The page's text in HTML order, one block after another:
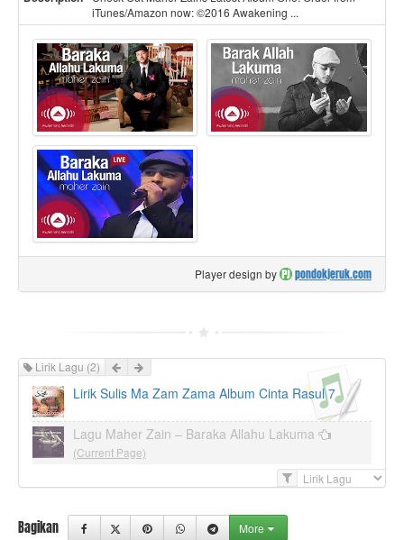
U
R
L
iTunes/Amazon now: ©2016 Awakening ...
Player design by pondokjeruk.com
Lirik Lagu (2) Prev
Lirik Sulis Ma Zam Zama Album Cinta Rasul 7
Lagu Maher Zain – Baraka Allahu Lakuma
(Current Page)
Bagikan More